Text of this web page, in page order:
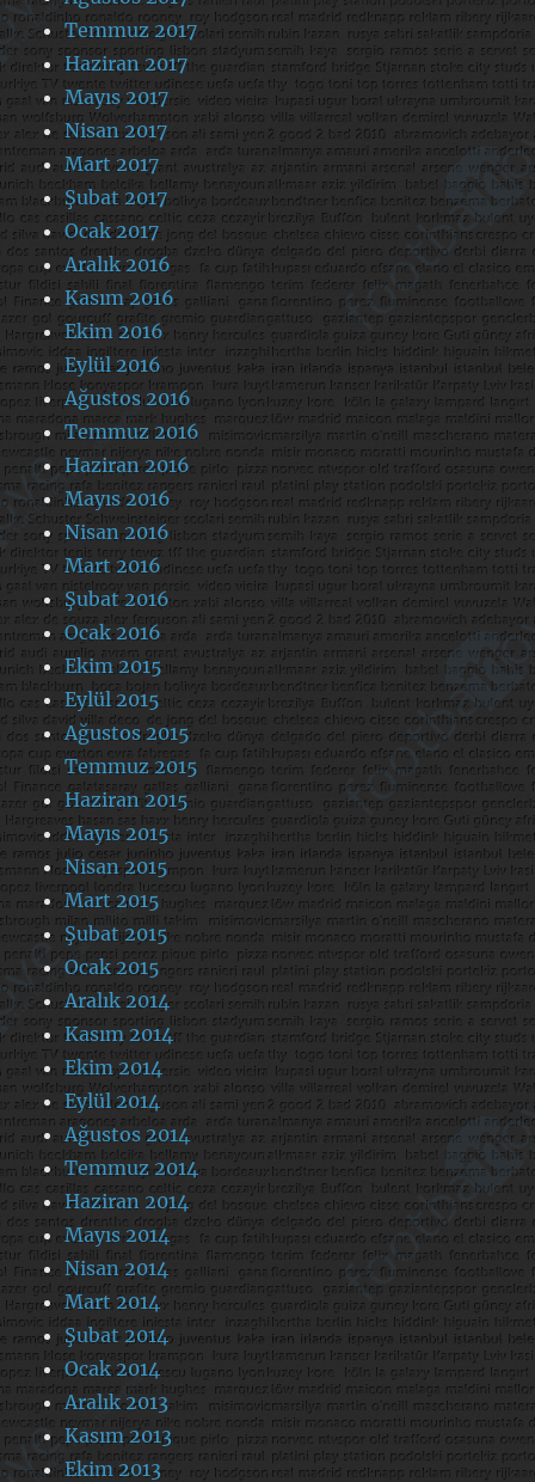
Temmuz 2017
Haziran 2017
Mayıs 2017
Nisan 2017
Mart 2017
Şubat 2017
Ocak 2017
Aralık 2016
Kasım 2016
Ekim 2016
Eylül 2016
Ağustos 2016
Temmuz 2016
Haziran 2016
Mayıs 2016
Nisan 2016
Mart 2016
Şubat 2016
Ocak 2016
Ekim 2015
Eylül 2015
Ağustos 2015
Temmuz 2015
Haziran 2015
Mayıs 2015
Nisan 2015
Mart 2015
Şubat 2015
Ocak 2015
Aralık 2014
Kasım 2014
Ekim 2014
Eylül 2014
Ağustos 2014
Temmuz 2014
Haziran 2014
Mayıs 2014
Nisan 2014
Mart 2014
Şubat 2014
Ocak 2014
Aralık 2013
Kasım 2013
Ekim 2013